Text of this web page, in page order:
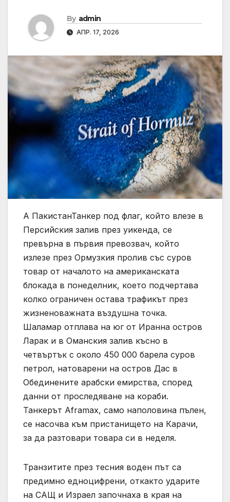
By admin
АПР. 17, 2026
А ПакистанТанкер под флаг, който влезе в
Персийския залив през уикенда, се
превърна в първия превозвач, който
излезе през Ормузкия пролив със суров
товар от началото на американската
блокада в понеделник, което подчертава
колко ограничен остава трафикът през
жизненоважната въздушна точка.
Шаламар отплава на юг от Иранна остров
Ларак и в Оманския залив късно в
четвъртък с около 450 000 барела суров
петрол, натоварени на остров Дас в
Обединените арабски емирства, според
данни от проследяване на кораби.
Танкерът Aframax, само наполовина пълен,
се насочва към пристанището на Карачи,
за да разтовари товара си в неделя.
Транзитите през тесния воден път са
предимно едноцифрени, откакто ударите
на САЩ и Израел започнаха в края на